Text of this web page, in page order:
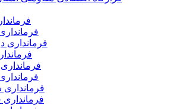
فرمانداری
فرمانداری